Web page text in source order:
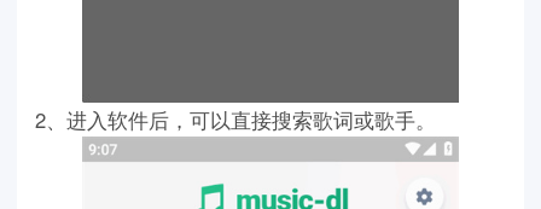
2、进入软件后，可以直接搜索歌词或歌手。